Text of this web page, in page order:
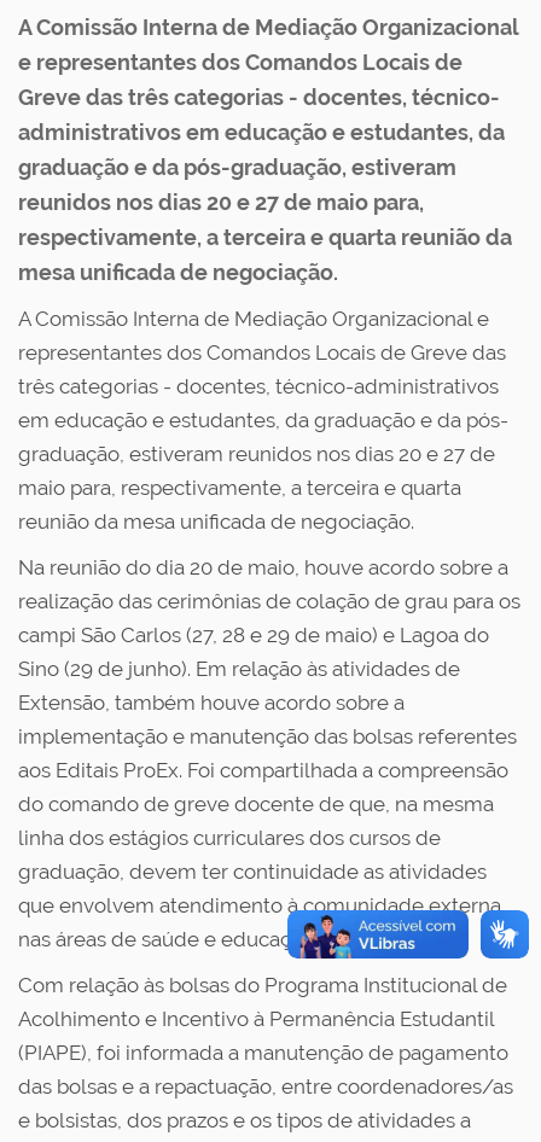
A Comissão Interna de Mediação Organizacional
e representantes dos Comandos Locais de
Greve das três categorias - docentes, técnico-
administrativos em educação e estudantes, da
graduação e da pós-graduação, estiveram
reunidos nos dias 20 e 27 de maio para,
respectivamente, a terceira e quarta reunião da
mesa unificada de negociação.
A Comissão Interna de Mediação Organizacional e
representantes dos Comandos Locais de Greve das
três categorias - docentes, técnico-administrativos
em educação e estudantes, da graduação e da pós-
graduação, estiveram reunidos nos dias 20 e 27 de
maio para, respectivamente, a terceira e quarta
reunião da mesa unificada de negociação.
Na reunião do dia 20 de maio, houve acordo sobre a
realização das cerimônias de colação de grau para os
campi São Carlos (27, 28 e 29 de maio) e Lagoa do
Sino (29 de junho). Em relação às atividades de
Extensão, também houve acordo sobre a
implementação e manutenção das bolsas referentes
aos Editais ProEx. Foi compartilhada a compreensão
do comando de greve docente de que, na mesma
linha dos estágios curriculares dos cursos de
graduação, devem ter continuidade as atividades
que envolvem atendimento à comunidade externa
nas áreas de saúde e educação.
Com relação às bolsas do Programa Institucional de
Acolhimento e Incentivo à Permanência Estudantil
(PIAPE), foi informada a manutenção de pagamento
das bolsas e a repactuação, entre coordenadores/as
e bolsistas, dos prazos e os tipos de atividades a